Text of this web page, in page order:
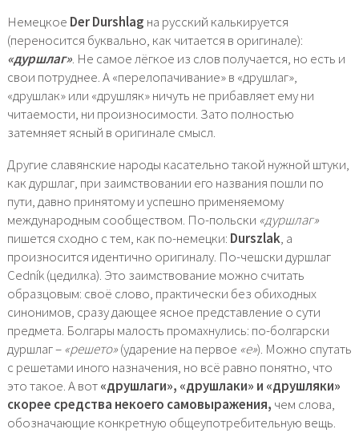
Немецкое Der Durshlag на русский калькируется
(переносится буквально, как читается в оригинале):
«дуршлаг». Не самое лёгкое из слов получается, но есть и
свои потруднее. А «перелопачивание» в «друшлаг»,
«друшлак» или «друшляк» ничуть не прибавляет ему ни
читаемости, ни произносимости. Зато полностью
затемняет ясный в оригинале смысл.
Другие славянские народы касательно такой нужной штуки,
как дуршлаг, при заимствовании его названия пошли по
пути, давно принятому и успешно применяемому
международным сообществом. По-польски «дуршлаг»
пишется сходно с тем, как по-немецки: Durszlak, а
произносится идентично оригиналу. По-чешски дуршлаг
Cedník (цедилка). Это заимствование можно считать
образцовым: своё слово, практически без обиходных
синонимов, сразу дающее ясное представление о сути
предмета. Болгары малость промахнулись: по-болгарски
дуршлаг – «решето»(ударение на первое «е»). Можно спутать
с решетами иного назначения, но всё равно понятно, что
это такое. А вот«друшлаги», «друшлаки» и «друшляки»
скорее средства некоего самовыражения, чем слова,
обозначающие конкретную общеупотребительную вещь.